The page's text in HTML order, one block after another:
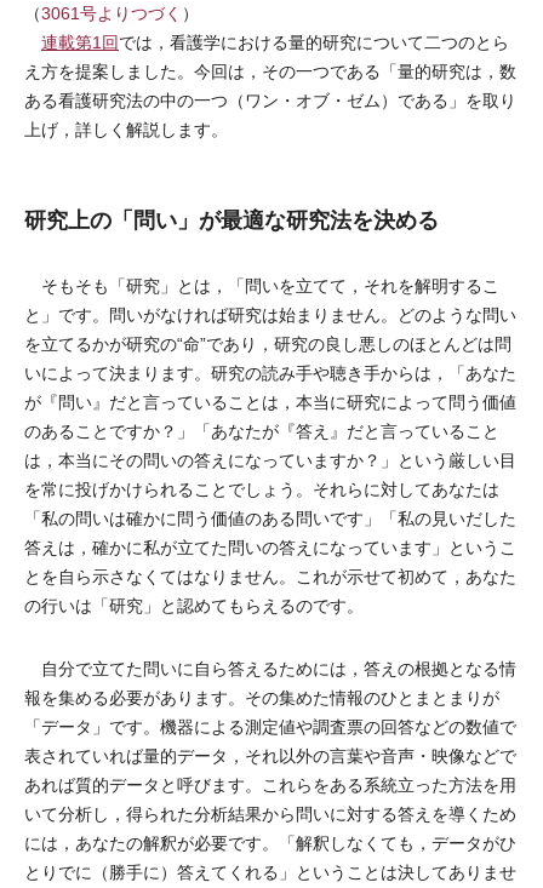
（3061号よりつづく ）
連載第1回では，看護学における量的研究について二つのとら
え方を提案しました。今回は，その一つである「量的研究は，数
ある看護研究法の中の一つ（ワン・オブ・ゼム）である」を取り
上げ，詳しく解説します。
研究上の「問い」が最適な研究法を決める
そもそも「研究」とは，「問いを立てて，それを解明するこ
と」です。問いがなければ研究は始まりません。どのような問い
を立てるかが研究の“命”であり，研究の良し悪しのほとんどは問
いによって決まります。研究の読み手や聴き手からは，「あなた
が『問い』だと言っていることは，本当に研究によって問う価値
のあることですか？」「あなたが『答え』だと言っていること
は，本当にその問いの答えになっていますか？」という厳しい目
を常に投げかけられることでしょう。それらに対してあなたは
「私の問いは確かに問う価値のある問いです」「私の見いだした
答えは，確かに私が立てた問いの答えになっています」というこ
とを自ら示さなくてはなりません。これが示せて初めて，あなた
の行いは「研究」と認めてもらえるのです。
自分で立てた問いに自ら答えるためには，答えの根拠となる情
報を集める必要があります。その集めた情報のひとまとまりが
「データ」です。機器による測定値や調査票の回答などの数値で
表されていれば量的データ，それ以外の言葉や音声・映像などで
あれば質的データと呼びます。これらをある系統立った方法を用
いて分析し，得られた分析結果から問いに対する答えを導くため
には，あなたの解釈が必要です。「解釈しなくても，データがひ
とりでに（勝手に）答えてくれる」ということは決してありませ